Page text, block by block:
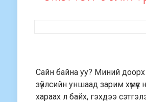
Сайн байна уу? Миний
зүйлсийн уншаад зарим хүмүүс
хараах л байх, гэхдээ